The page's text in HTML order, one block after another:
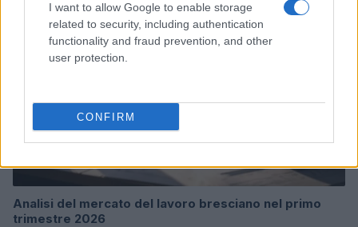
I want to allow Google to enable storage
related to security, including authentication
functionality and fraud prevention, and other
user protection.
CONFIRM
Analisi del mercato del lavoro bresciano nel primo
trimestre 2026